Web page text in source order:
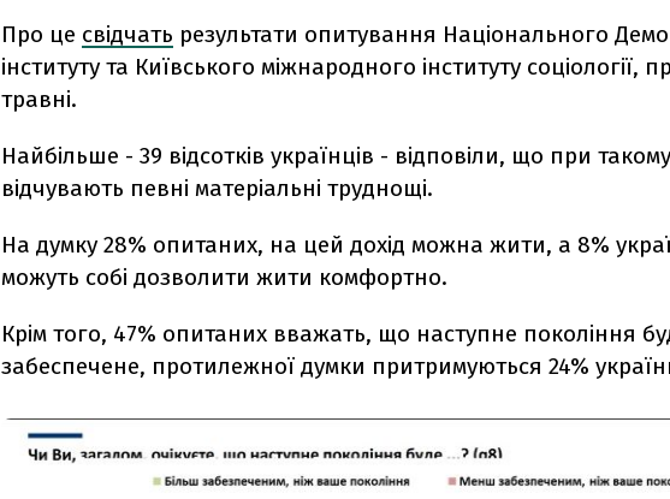
Про це свідчать результати опитування Національного
інституту та Київського міжнародного інституту соціології,
травні.
Найбільше - 39 відсотків українців - відповіли, що при
відчувають певні матеріальні труднощі.
На думку 28% опитаних, на цей дохід можна жити, а 8%
можуть собі дозволити жити комфортно.
Крім того, 47% опитаних вважать, що наступне покоління
забеспечене, протилежної думки притримуються 24%